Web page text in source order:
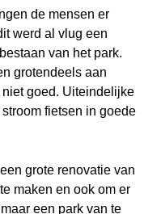
de mensen er
werd al vlug een
van het park.
grotendeels aan
goed. Uiteindelijke
fietsen in goede
grote renovatie van
maken en ook om er
een park van te